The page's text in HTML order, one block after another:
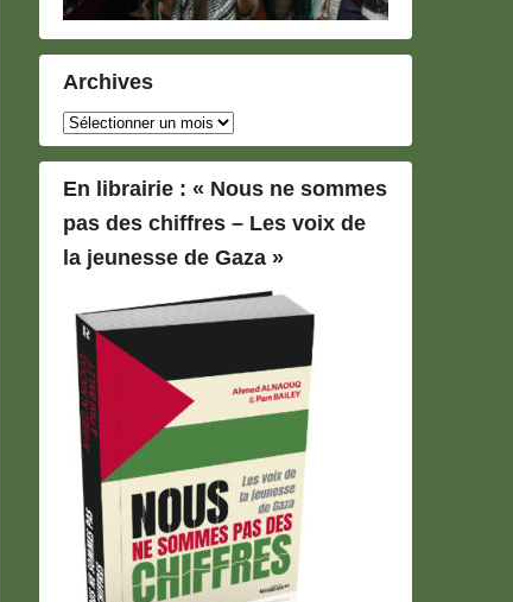
Archives
Archives
En librairie : « Nous ne sommes
pas des chiffres – Les voix de
la jeunesse de Gaza »